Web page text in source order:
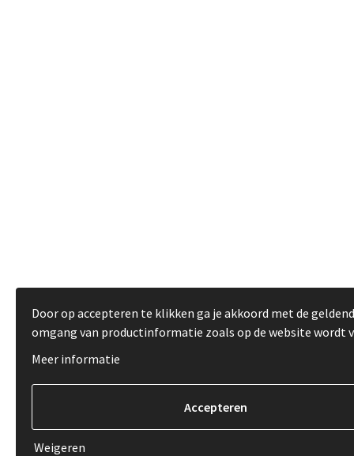
Door op accepteren te klikken ga je akkoord met de
omgang van productinformatie zoals op de website wordt
Meer informatie
Weigeren